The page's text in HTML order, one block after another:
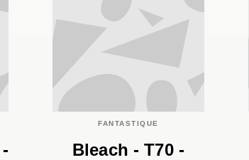
FANTASTIQUE
Bleach - T70 -